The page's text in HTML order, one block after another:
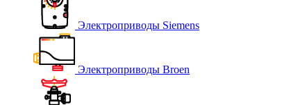
Электроприводы Siemens
Электроприводы Broen